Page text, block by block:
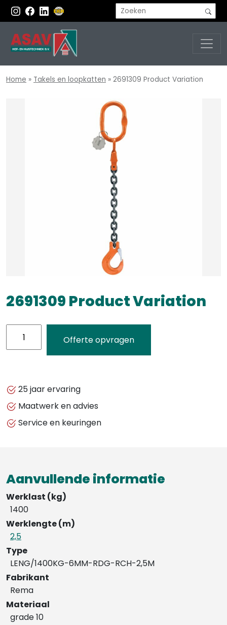
Home » Takels en loopkatten » 2691309 Product Variation
2691309 Product Variation
Offerte opvragen
25 jaar ervaring
Maatwerk en advies
Service en keuringen
Aanvullende informatie
Werklast (kg)
1400
Werklengte (m)
2,5
Type
LENG/1400KG-6MM-RDG-RCH-2,5M
Fabrikant
Rema
Materiaal
grade 10